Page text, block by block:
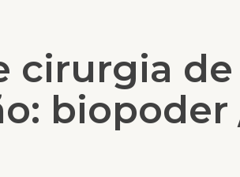
cirurgia de
biopoder